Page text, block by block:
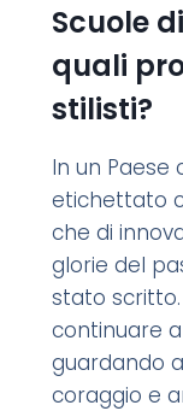
Scuole
quali
stilisti?
In un Paese
etichettato
che di
glorie del
stato scritto.
continuare
guardando
coraggio e